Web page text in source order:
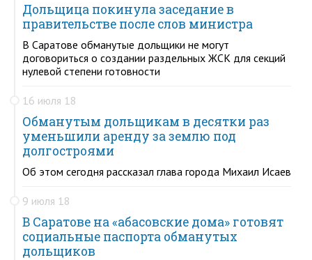
Дольщица покинула заседание в
правительстве после слов министра
В Саратове обманутые дольщики не могут
договориться о создании раздельных ЖСК для секций
нулевой степени готовности
16 июля 18
Обманутым дольщикам в десятки раз
уменьшили аренду за землю под
долгостроями
Об этом сегодня рассказал глава города Михаил Исаев
9 июля 18
В Саратове на «абасовские дома» готовят
социальные паспорта обманутых
дольщиков